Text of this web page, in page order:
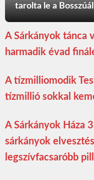
tarolta le a
A Sárkányok tánca
harmadik évad
A tízmilliomodik
tízmillió sokkal
A Sárkányok Háza
sárkányok
legszívfacsaróbb